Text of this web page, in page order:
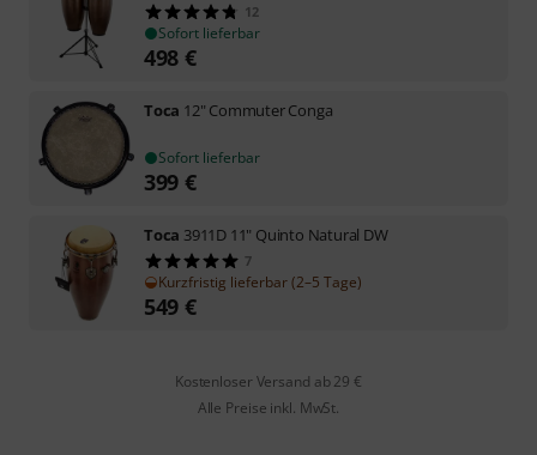
12
Sofort lieferbar
498 €
Toca 12" Commuter Conga
Sofort lieferbar
399 €
Toca 3911D 11" Quinto Natural DW
7
Kurzfristig lieferbar (2–5 Tage)
549 €
Kostenloser Versand ab 29 €
Alle Preise inkl. MwSt.